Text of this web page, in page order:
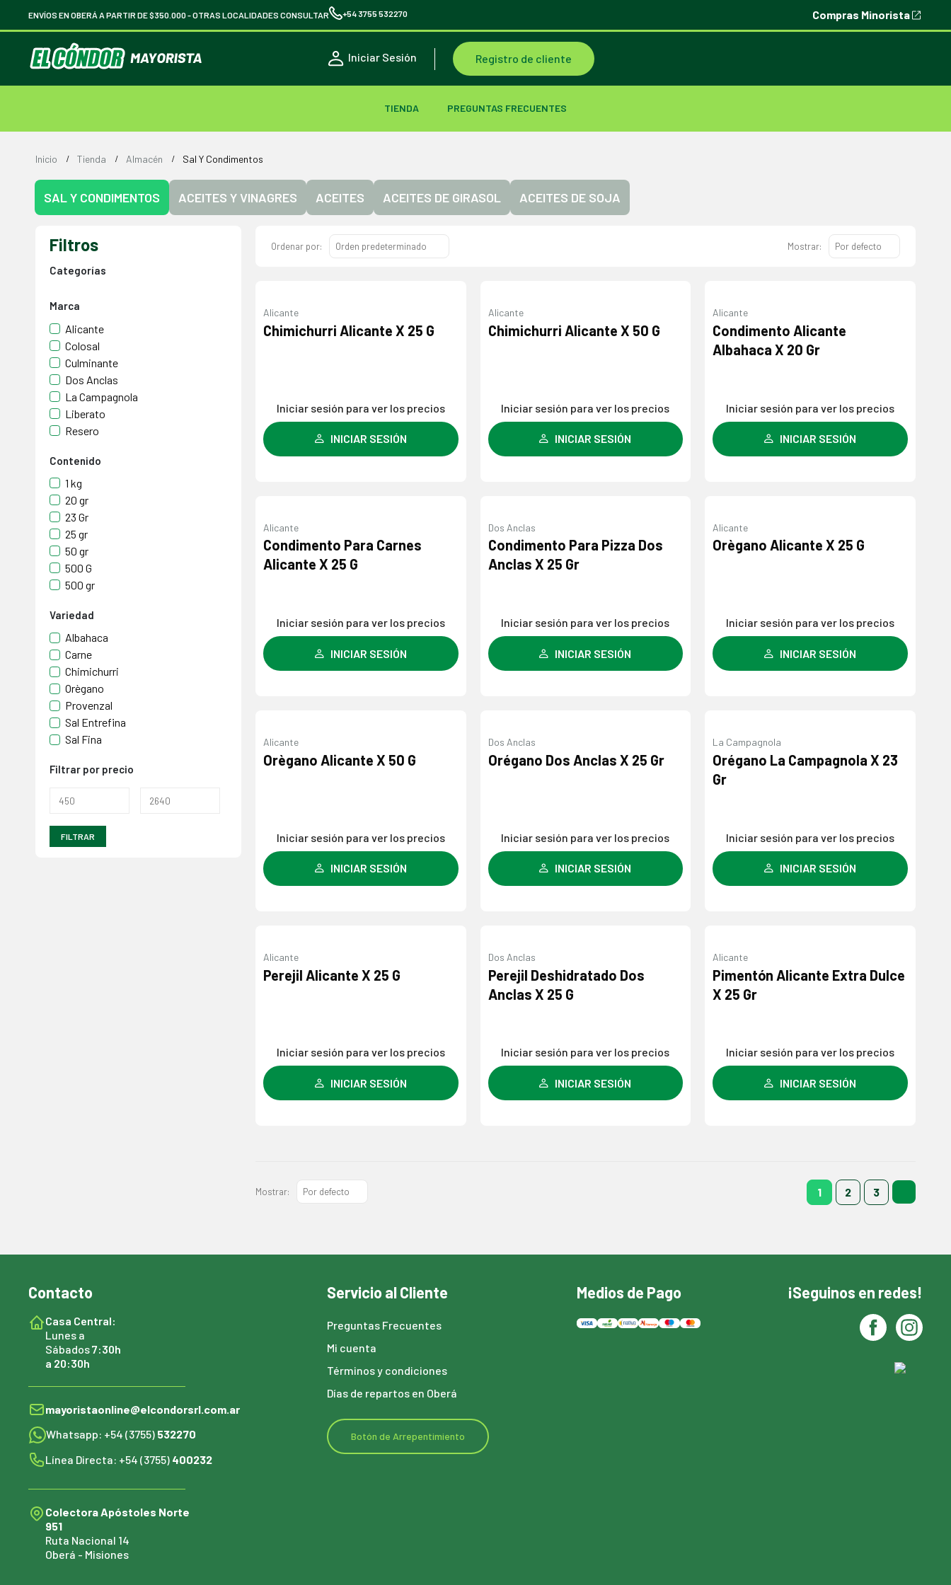
ENVÍOS EN OBERÁ A PARTIR DE $350.000 -OTRAS LOCALIDADES CONSULTAR +54 3755 532270 Compras Minorista
Iniciar Sesión Registro de cliente
TIENDA PREGUNTAS FRECUENTES
Inicio Tienda Almacén Sal Y Condimentos
SAL Y CONDIMENTOS ACEITES Y VINAGRES ACEITES ACEITES DE GIRASOL ACEITES DE SOJA
Ordenar por: Mostrar:
Agregar
Alicante
Chimichurri Alicante X 25 G
Iniciar sesión para ver los precios
INICIAR SESIÓN
Agregar
Alicante
Chimichurri Alicante X 50 G
Iniciar sesión para ver los precios
INICIAR SESIÓN
Alicante
Condimento Alicante
Albahaca X 20 Gr
Iniciar sesión para ver los precios
INICIAR SESIÓN
Agregar
Alicante
Condimento Para Carnes
Alicante X 25 G
Iniciar sesión para ver los precios
INICIAR SESIÓN
Agregar
Dos Anclas
Condimento Para Pizza Dos
Anclas X 25 Gr
Iniciar sesión para ver los precios
INICIAR SESIÓN
Alicante
Orègano Alicante X 25 G
Iniciar sesión para ver los precios
INICIAR SESIÓN
Agregar
Alicante
Orègano Alicante X 50 G
Iniciar sesión para ver los precios
INICIAR SESIÓN
Agregar
Dos Anclas
Orégano Dos Anclas X 25 Gr
Iniciar sesión para ver los precios
INICIAR SESIÓN
Agregar
La Campagnola
Orégano La Campagnola X 23
Gr
Iniciar sesión para ver los precios
INICIAR SESIÓN
Agregar
Alicante
Perejil Alicante X 25 G
Iniciar sesión para ver los precios
INICIAR SESIÓN
Agregar
Dos Anclas
Perejil Deshidratado Dos
Anclas X 25 G
Iniciar sesión para ver los precios
INICIAR SESIÓN
Agregar
Alicante
Pimentón Alicante Extra Dulce
X 25 Gr
Iniciar sesión para ver los precios
INICIAR SESIÓN
Mostrar: 1 2 3
Filtros
Categorías
Marca
Alicante
Colosal
Culminante
Dos Anclas
La Campagnola
Liberato
Resero
Contenido
1 kg
20 gr
23 Gr
25 gr
50 gr
500 G
500 gr
Variedad
Albahaca
Carne
Chimichurri
Orègano
Provenzal
Sal Entrefina
Sal Fina
Filtrar por precio
FILTRAR
Contacto
Casa Central:
Lunes a
Sábados7:30h
a 20:30h
mayoristaonline@elcondorsrl.com.ar
Whatsapp: +54 (3755) 532270
Línea Directa: +54 (3755) 400232
Colectora Apóstoles Norte
951
Ruta Nacional 14
Oberá - Misiones
Servicio al Cliente
Preguntas Frecuentes
Mi cuenta
Términos y condiciones
Días de repartos en Oberá
Botón de Arrepentimiento
Medios de Pago ¡Seguinos en redes!